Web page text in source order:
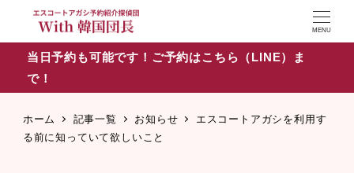
MENU
当日予約も可能です！ご予約はこちら（LINE）ま
で！
ホーム 記事一覧 お知らせ
エスコートアガシを利用す
る前に知っていて欲しいこと